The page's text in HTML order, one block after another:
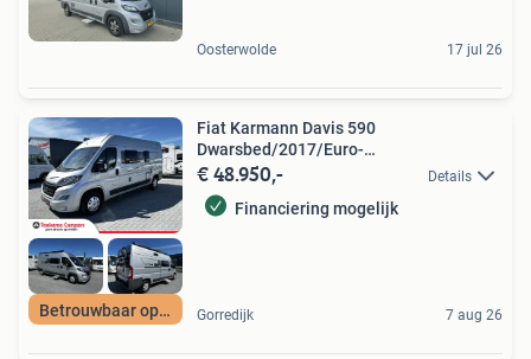
Oosterwolde 17 jul 26
Betrouwbaar op pad
Fiat Karmann Davis 590
Dwarsbed/2017/Euro-
6/Airco/6.0M/131PK
€ 48.950,- Details
Financiering mogelijk
Gorredijk 7 aug 26